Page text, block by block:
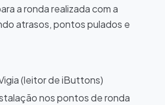
a ronda realizada com a
atrasos, pontos pulados e
(leitor de iButtons)
nos pontos de ronda